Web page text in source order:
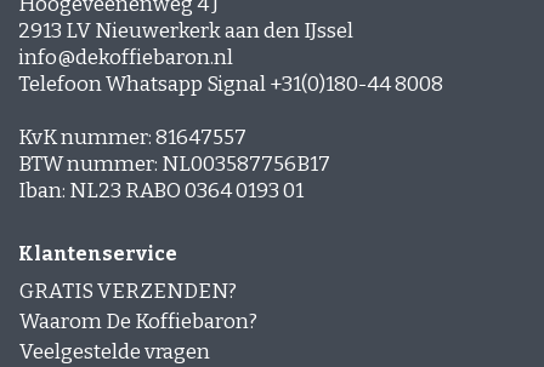
Espresso-rub
Peppermint Mocha
Gingerbread Latte
Cinnamon Latte
Nagerechten en gebak met Koffie
2913 LV Nieuwerkerk aan den IJssel
info@dekoffiebaron.nl
Telefoon Whatsapp Signal +31(0)180-44 8008
KvK nummer: 81647557
BTW nummer: NL003587756B17
Iban: NL23 RABO 0364 0193 01
Klantenservice
GRATIS VERZENDEN?
Waarom De Koffiebaron?
Veelgestelde vragen